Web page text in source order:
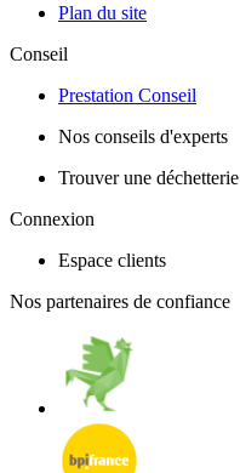
Plan du site
Conseil
Prestation Conseil
Nos conseils d'experts
Trouver une déchetterie
Connexion
Espace clients
Nos partenaires de confiance